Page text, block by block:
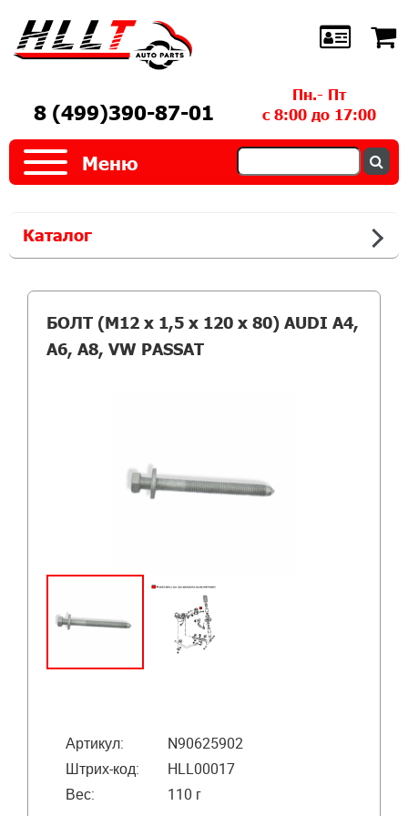
8 (499)390-87-01
Пн.- Пт
с 8:00 до 17:00
Меню
Каталог
БОЛТ (M12 х 1,5 х 120 х 80) AUDI A4,
A6, A8, VW PASSAT
Артикул:
N90625902
Штрих-код:
HLL00017
Вес:
110 г